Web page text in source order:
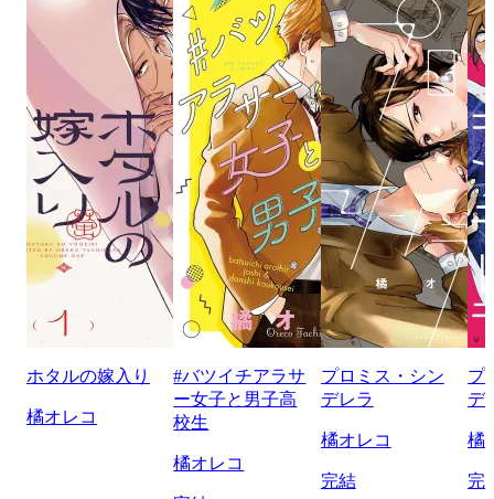
ホタルの嫁入り
橘オレコ
#バツイチアラサ
ー女子と男子高
校生
橘オレコ
プロミス・シン
デレラ
橘オレコ
完結
プ
デ
橘
完